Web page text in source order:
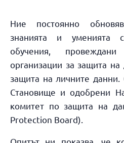
Ние постоянно
знанията и уменията
обучения,
организации за защита
защита на личните
Становище и одобрени
комитет по защита на
Protection Board).